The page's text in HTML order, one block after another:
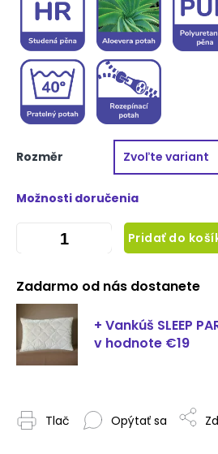
Rozměr
Možnosti doručenia
Pridať do
Zadarmo od nás dostanete
+ Vankúš SLEEP
v hodnote €19
Tlač Opýtať sa